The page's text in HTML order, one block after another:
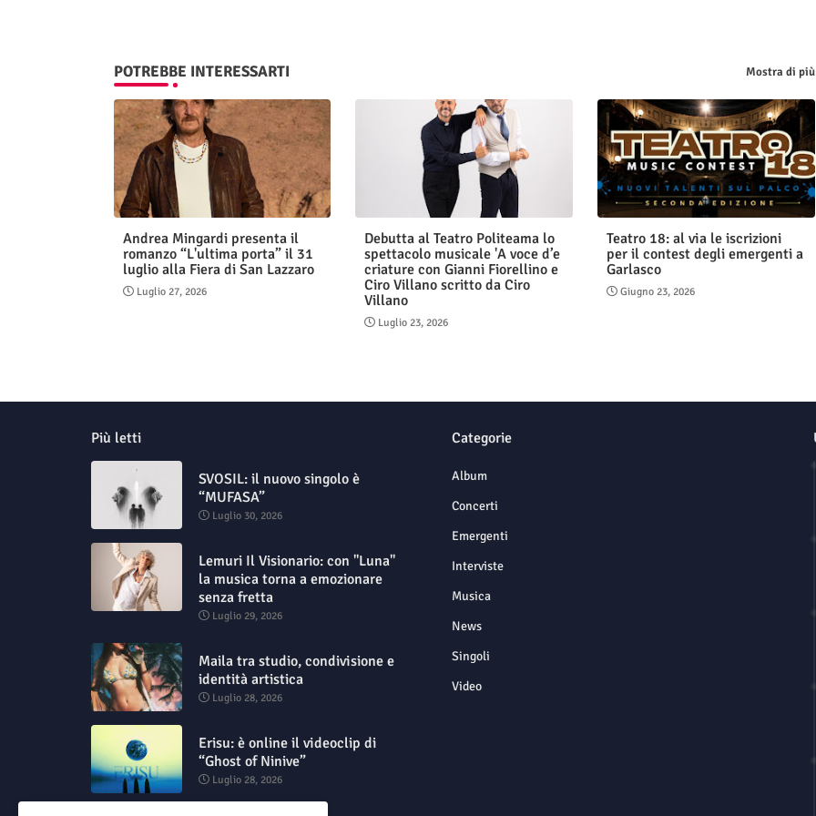
POTREBBE INTERESSARTI Mostra di più
Andrea Mingardi presenta il
romanzo “L'ultima porta” il 31
luglio alla Fiera di San Lazzaro
Luglio 27, 2026
Debutta al Teatro Politeama lo
spettacolo musicale 'A voce d’e
criature con Gianni Fiorellino e
Ciro Villano scritto da Ciro
Villano
Luglio 23, 2026
Teatro 18: al via le iscrizioni
per il contest degli emergenti a
Garlasco
Giugno 23, 2026
Più letti
SVOSIL: il nuovo singolo è
“MUFASA”
Luglio 30, 2026
Lemuri Il Visionario: con "Luna"
la musica torna a emozionare
senza fretta
Luglio 29, 2026
Maila tra studio, condivisione e
identità artistica
Luglio 28, 2026
Erisu: è online il videoclip di
“Ghost of Ninive”
Luglio 28, 2026
Categorie
Album
Concerti
Emergenti
Interviste
Musica
News
Singoli
Video